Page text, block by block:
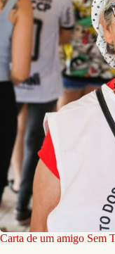
Carta de um amigo Sem